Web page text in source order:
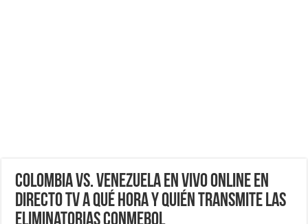
Colombia vs. Venezuela EN VIVO ONLINE EN
DIRECTO TV a qué hora y quién transmite las